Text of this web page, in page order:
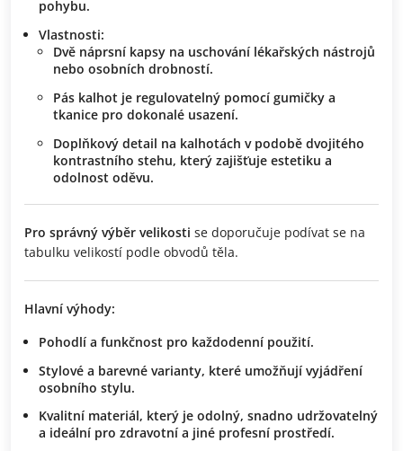
pohybu.
Vlastnosti:
Dvě náprsní kapsy na uschování lékařských nástrojů
nebo osobních drobností.
Pás kalhot je regulovatelný pomocí gumičky a
tkanice pro dokonalé usazení.
Doplňkový detail na kalhotách v podobě dvojitého
kontrastního stehu, který zajišťuje estetiku a
odolnost oděvu.
Pro správný výběr velikosti se doporučuje podívat se na
tabulku velikostí podle obvodů těla.
Hlavní výhody:
Pohodlí a funkčnost pro každodenní použití.
Stylové a barevné varianty, které umožňují vyjádření
osobního stylu.
Kvalitní materiál, který je odolný, snadno udržovatelný
a ideální pro zdravotní a jiné profesní prostředí.